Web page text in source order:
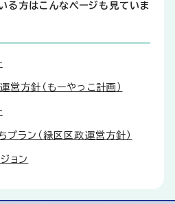
る方はこんなページも見ていま
方針（もーやっこ計画）
ラン（緑区区政運営方針）
ョン